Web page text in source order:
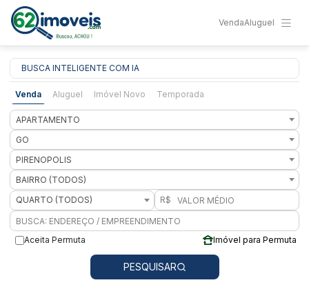
VendaAluguel
BUSCA INTELIGENTE COM IA
Venda Aluguel Imóvel Novo Temporada
APARTAMENTO
GO
PIRENOPOLIS
BAIRRO (TODOS)
QUARTO (TODOS)
R$
Aceita Permuta Imóvel para Permuta
PESQUISAR